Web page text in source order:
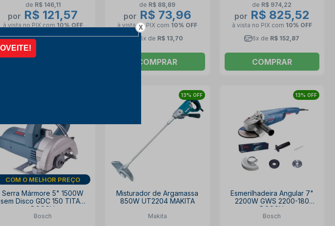
de R$ 146,11
por R$ 121,57
à vista no PIX com 10% OFF
6x deR$ 22,51
de R$ 88,89
por R$ 73,96
à vista no PIX com 10% OFF
6x de R$ 13,70
COMPRAR
de R$ 974,22
por R$ 825,52
à vista no PIX com 10% OFF
6x de R$ 152,87
COMPRAR
DIA DOS PAIS
Serra Mármore 5" 1500W
sem Disco GDC 150 TITAN
BOSCH
Bosch
13% OFF
Misturador de Argamassa
850W UT2204 MAKITA
Makita
13% OFF
Esmerilhadeira Angular 7"
2200W GWS 2200-180
BOSCH
Bosch
X